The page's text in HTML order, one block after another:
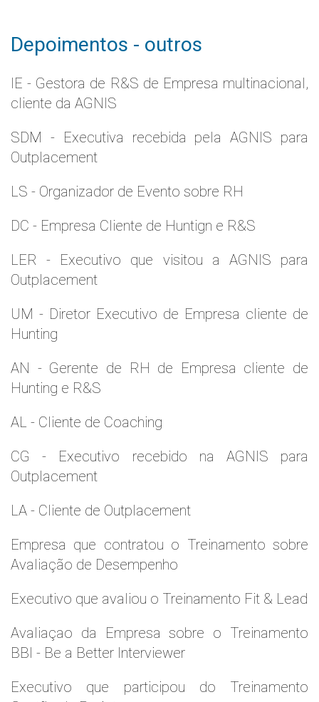
Depoimentos - outros
IE - Gestora de R&S de Empresa multinacional,
cliente da AGNIS
SDM - Executiva recebida pela AGNIS para
Outplacement
LS - Organizador de Evento sobre RH
DC - Empresa Cliente de Huntign e R&S
LER - Executivo que visitou a AGNIS para
Outplacement
UM - Diretor Executivo de Empresa cliente de
Hunting
AN - Gerente de RH de Empresa cliente de
Hunting e R&S
AL - Cliente de Coaching
CG - Executivo recebido na AGNIS para
Outplacement
LA - Cliente de Outplacement
Empresa que contratou o Treinamento sobre
Avaliação de Desempenho
Executivo que avaliou o Treinamento Fit & Lead
Avaliaçao da Empresa sobre o Treinamento
BBI - Be a Better Interviewer
Executivo que participou do Treinamento